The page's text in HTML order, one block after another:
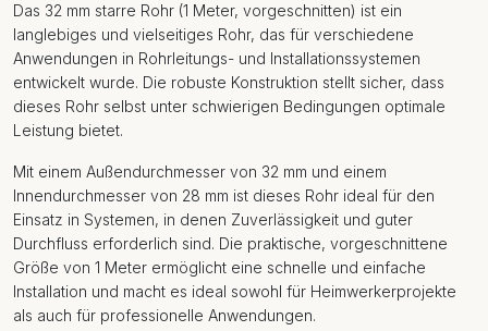
Das 32 mm starre Rohr (1 Meter, vorgeschnitten) ist ein
langlebiges und vielseitiges Rohr, das für verschiedene
Anwendungen in Rohrleitungs- und Installationssystemen
entwickelt wurde. Die robuste Konstruktion stellt sicher, dass
dieses Rohr selbst unter schwierigen Bedingungen optimale
Leistung bietet.
Mit einem Außendurchmesser von 32 mm und einem
Innendurchmesser von 28 mm ist dieses Rohr ideal für den
Einsatz in Systemen, in denen Zuverlässigkeit und guter
Durchfluss erforderlich sind. Die praktische, vorgeschnittene
Größe von 1 Meter ermöglicht eine schnelle und einfache
Installation und macht es ideal sowohl für Heimwerkerprojekte
als auch für professionelle Anwendungen.